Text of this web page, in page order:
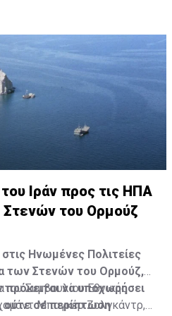
του Ιράν προς τις ΗΠΑ
Στενών του Ορμούζ
στις Ηνωμένες Πολιτείες
των Στενών του Ορμούζ,
πρόκειται να υποχωρήσει
ούτε σε περίπτωση
Συμβουλίου Εθνικής
Μπαγκέρ Ζολγκάντρ,